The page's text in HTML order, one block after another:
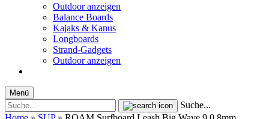
Outdoor anzeigen
Balance Boards
Kajaks & Kanus
Longboards
Strand-Gadgets
Outdoor anzeigen
Menü
Suche...